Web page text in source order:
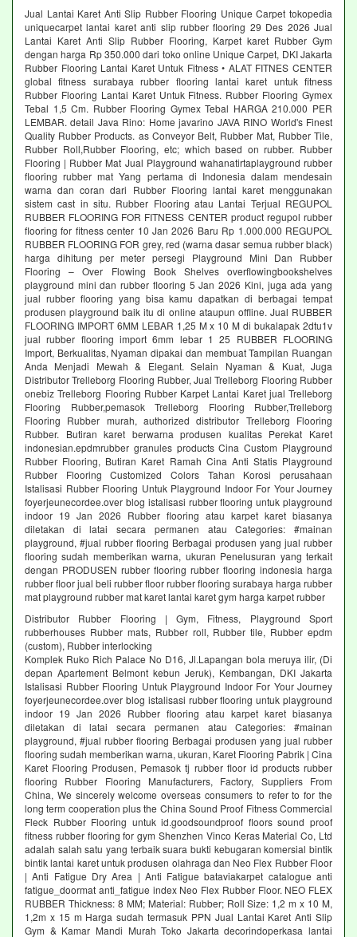
Jual Lantai Karet Anti Slip Rubber Flooring Unique Carpet tokopedia
uniquecarpet lantai karet anti slip rubber flooring 29 Des 2026 Jual
Lantai Karet Anti Slip Rubber Flooring, Karpet karet Rubber Gym
dengan harga Rp 350.000 dari toko online Unique Carpet, DKI Jakarta
Rubber Flooring Lantai Karet Untuk Fitness • ALAT FITNES CENTER
global fitness surabaya rubber flooring lantai karet untuk fitness
Rubber Flooring Lantai Karet Untuk Fitness. Rubber Flooring Gymex
Tebal 1,5 Cm. Rubber Flooring Gymex Tebal HARGA 210.000 PER
LEMBAR. detail Java Rino: Home javarino JAVA RINO World's Finest
Quality Rubber Products. as Conveyor Belt, Rubber Mat, Rubber Tile,
Rubber Roll,Rubber Flooring, etc; which based on rubber. Rubber
Flooring | Rubber Mat Jual Playground wahanatirtaplayground rubber
flooring rubber mat Yang pertama di Indonesia dalam mendesain
warna dan coran dari Rubber Flooring lantai karet menggunakan
sistem cast in situ. Rubber Flooring atau Lantai Terjual REGUPOL
RUBBER FLOORING FOR FITNESS CENTER product regupol rubber
flooring for fitness center 10 Jan 2026 Baru Rp 1.000.000 REGUPOL
RUBBER FLOORING FOR grey, red (warna dasar semua rubber black)
harga dihitung per meter persegi Playground Mini Dan Rubber
Flooring – Over Flowing Book Shelves overflowingbookshelves
playground mini dan rubber flooring 5 Jan 2026 Kini, juga ada yang
jual rubber flooring yang bisa kamu dapatkan di berbagai tempat
produsen playground baik itu di online ataupun offline. Jual RUBBER
FLOORING IMPORT 6MM LEBAR 1,25 M x 10 M di bukalapak 2dtu1v
jual rubber flooring import 6mm lebar 1 25 RUBBER FLOORING
Import, Berkualitas, Nyaman dipakai dan membuat Tampilan Ruangan
Anda Menjadi Mewah & Elegant. Selain Nyaman & Kuat, Juga
Distributor Trelleborg Flooring Rubber, Jual Trelleborg Flooring Rubber
onebiz Trelleborg Flooring Rubber Karpet Lantai Karet jual Trelleborg
Flooring Rubber,pemasok Trelleborg Flooring Rubber,Trelleborg
Flooring Rubber murah, authorized distributor Trelleborg Flooring
Rubber. Butiran karet berwarna produsen kualitas Perekat Karet
indonesian.epdmrubber granules products Cina Custom Playground
Rubber Flooring, Butiran Karet Ramah Cina Anti Statis Playground
Rubber Flooring Customized Colors Tahan Korosi perusahaan
Istalisasi Rubber Flooring Untuk Playground Indoor For Your Journey
foyerjeunecordee.over blog istalisasi rubber flooring untuk playground
indoor 19 Jan 2026 Rubber flooring atau karpet karet biasanya
diletakan di latai secara permanen atau Categories: #mainan
playground, #jual rubber flooring Berbagai produsen yang jual rubber
flooring sudah memberikan warna, ukuran Penelusuran yang terkait
dengan PRODUSEN rubber flooring rubber flooring indonesia harga
rubber floor jual beli rubber floor rubber flooring surabaya harga rubber
mat playground rubber mat karet lantai karet gym harga karpet rubber
Distributor Rubber Flooring | Gym, Fitness, Playground Sport
rubberhouses Rubber mats, Rubber roll, Rubber tile, Rubber epdm
(custom), Rubber interlocking
Komplek Ruko Rich Palace No D16, Jl.Lapangan bola meruya ilir, (Di
depan Apartement Belmont kebun Jeruk), Kembangan, DKI Jakarta
Istalisasi Rubber Flooring Untuk Playground Indoor For Your Journey
foyerjeunecordee.over blog istalisasi rubber flooring untuk playground
indoor 19 Jan 2026 Rubber flooring atau karpet karet biasanya
diletakan di latai secara permanen atau Categories: #mainan
playground, #jual rubber flooring Berbagai produsen yang jual rubber
flooring sudah memberikan warna, ukuran, Karet Flooring Pabrik | Cina
Karet Flooring Produsen, Pemasok tj rubber floor id products rubber
flooring Rubber Flooring Manufacturers, Factory, Suppliers From
China, We sincerely welcome overseas consumers to refer to for the
long term cooperation plus the China Sound Proof Fitness Commercial
Fleck Rubber Flooring untuk id.goodsoundproof floors sound proof
fitness rubber flooring for gym Shenzhen Vinco Keras Material Co, Ltd
adalah salah satu yang terbaik suara bukti kebugaran komersial bintik
bintik lantai karet untuk produsen olahraga dan Neo Flex Rubber Floor
| Anti Fatigue Dry Area | Anti Fatigue bataviakarpet catalogue anti
fatigue_doormat anti_fatigue index Neo Flex Rubber Floor. NEO FLEX
RUBBER Thickness: 8 MM; Material: Rubber; Roll Size: 1,2 m x 10 M,
1,2m x 15 m Harga sudah termasuk PPN Jual Lantai Karet Anti Slip
Gym & Kamar Mandi Murah Toko Jakarta decorindoperkasa lantai